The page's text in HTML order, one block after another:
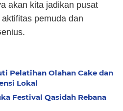
akan kita jadikan pusat
pemuda dan
Pelatihan Olahan Cake dan
Lokal
Festival Qasidah Rebana